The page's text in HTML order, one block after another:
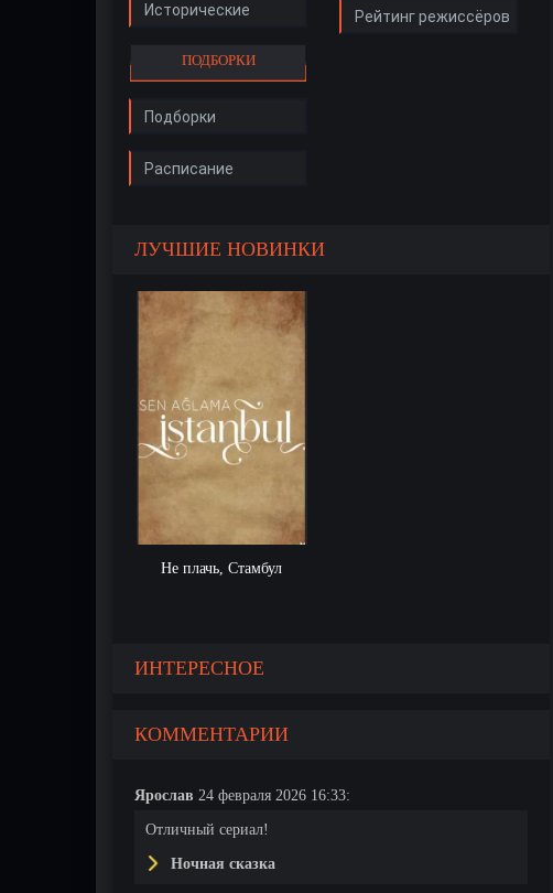
Исторические
ПОДБОРКИ
Подборки
Расписание
Рейтинг режиссёров
ЛУЧШИЕ НОВИНКИ
Не плачь, Стамбул
ИНТЕРЕСНОЕ
КОММЕНТАРИИ
Ярослав 24 февраля 2026 16:33:
Отличный сериал!
Ночная сказка